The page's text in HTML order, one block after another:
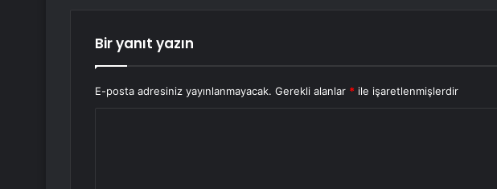
Bir yanıt yazın
E-posta adresiniz yayınlanmayacak. Gerekli alanlar * ile işaretlenmişlerdir